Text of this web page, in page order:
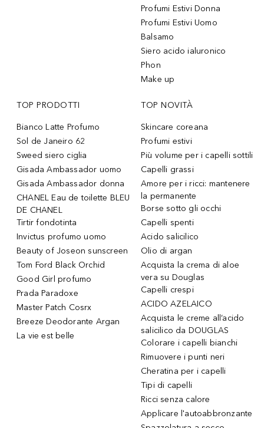
Profumi Estivi Donna
Profumi Estivi Uomo
Balsamo
Siero acido ialuronico
Phon
Make up
TOP PRODOTTI
Bianco Latte Profumo
Sol de Janeiro 62
Sweed siero ciglia
Gisada Ambassador uomo
Gisada Ambassador donna
CHANEL Eau de toilette BLEU
DE CHANEL
Tirtir fondotinta
Invictus profumo uomo
Beauty of Joseon sunscreen
Tom Ford Black Orchid
Good Girl profumo
Prada Paradoxe
Master Patch Cosrx
Breeze Deodorante Argan
La vie est belle
TOP NOVITÀ
Skincare coreana
Profumi estivi
Più volume per i capelli sottili
Capelli grassi
Amore per i ricci: mantenere
la permanente
Borse sotto gli occhi
Capelli spenti
Acido salicilico
Olio di argan
Acquista la crema di aloe
vera su Douglas
Capelli crespi
ACIDO AZELAICO
Acquista le creme all’acido
salicilico da DOUGLAS
Colorare i capelli bianchi
Rimuovere i punti neri
Cheratina per i capelli
Tipi di capelli
Ricci senza calore
Applicare l'autoabbronzante